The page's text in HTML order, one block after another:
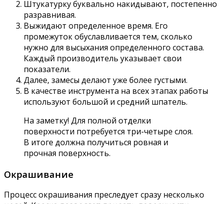
Штукатурку буквально накидывают, постепенно
разравнивая.
Выжидают определенное время. Его
промежуток обуславливается тем, сколько
нужно для высыхания определенного состава.
Каждый производитель указывает свои
показатели.
Далее, замесы делают уже более густыми.
В качестве инструмента на всех этапах работы
используют большой и средний шпатель.
На заметку! Для полной отделки
поверхности потребуется три-четыре слоя.
В итоге должна получиться ровная и
прочная поверхность.
Окрашивание
Процесс окрашивания преследует сразу несколько